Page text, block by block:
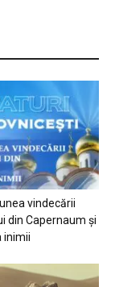
vindecării
din Capernaum și
inimii